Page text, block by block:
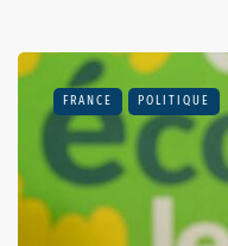
FRANCE POLITIQUE